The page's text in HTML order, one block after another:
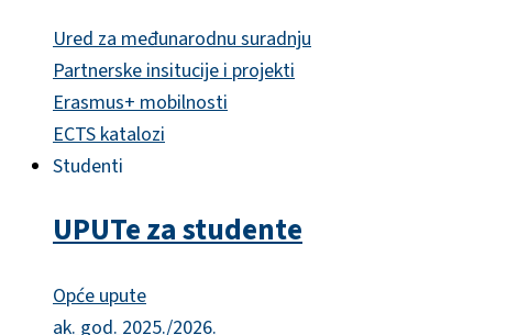
Ured za međunarodnu suradnju
Partnerske insitucije i projekti
Erasmus+ mobilnosti
ECTS katalozi
Studenti
UPUTe za studente
Opće upute
ak. god. 2025./2026.